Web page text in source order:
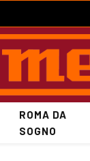
ROMA DA
SOGNO